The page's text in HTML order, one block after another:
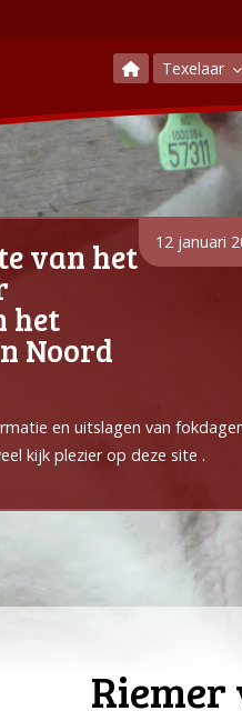
Texelaar
12 januari
van het
het
Noord
en uitslagen van
kijk plezier op deze site .
Riemer